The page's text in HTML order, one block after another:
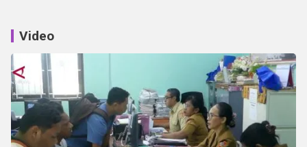
Video